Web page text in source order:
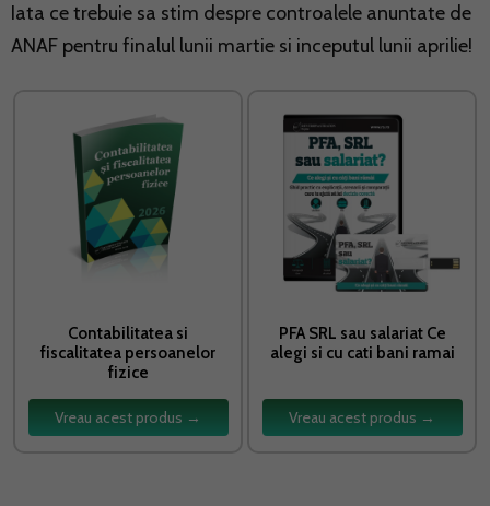
Iata ce trebuie sa stim despre controalele anuntate de
ANAF pentru finalul lunii martie si inceputul lunii aprilie!
Contabilitatea si
fiscalitatea persoanelor
fizice
Vreau acest produs →
PFA SRL sau salariat Ce
alegi si cu cati bani ramai
Vreau acest produs →